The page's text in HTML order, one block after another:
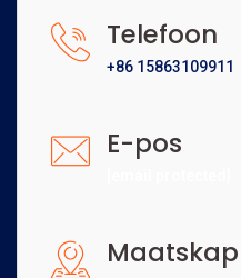
Telefoon
+86 15863109911
E-pos